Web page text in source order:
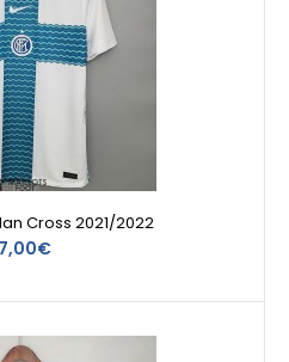
Cross 2021/2022